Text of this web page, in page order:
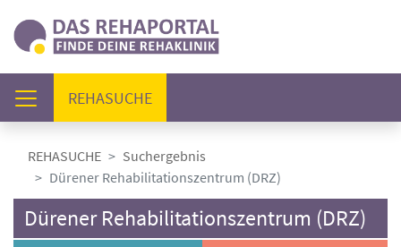
REHASUCHE(AKTUELL)
REHASUCHE
Suchergebnis
Dürener Rehabilitationszentrum (DRZ)
Dürener Rehabilitationszentrum (DRZ)